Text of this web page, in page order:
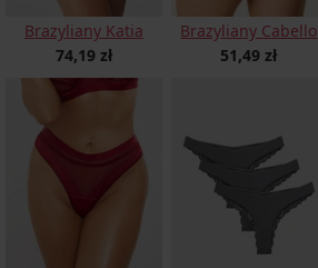
Brazyliany Katia
74,19 zł
Brazyliany Cabello
51,49 zł